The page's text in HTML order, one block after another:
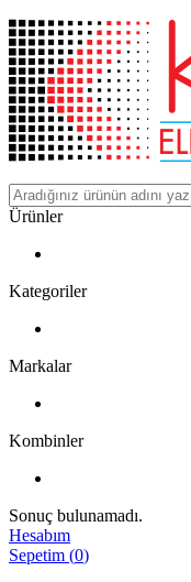
Ürünler
Kategoriler
Markalar
Kombinler
Sonuç bulunamadı.
Hesabım
Sepetim (0)